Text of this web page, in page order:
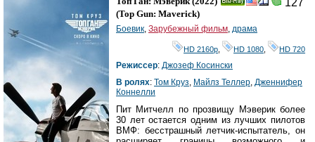
(Top Gun: Maverick)
Боевик Зарубежный фильм драма
HD 2160р HD 1080 HD 720
Режиссер: Джозеф Косински
В ролях: Том Круз Майлз Теллер Дженнифер
Коннелли
Пит Митчелл по прозвищу Мэверик более
30 лет остается одним из лучших пилотов
ВМФ: бесстрашный летчик-испытатель, он